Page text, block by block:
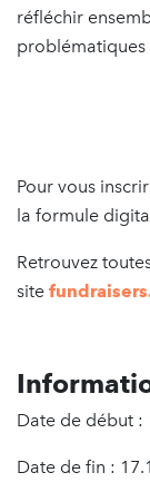
réfléchir
problématiques
Pour vous
la formule
Retrouvez
site
Date de début :
Date de fin :